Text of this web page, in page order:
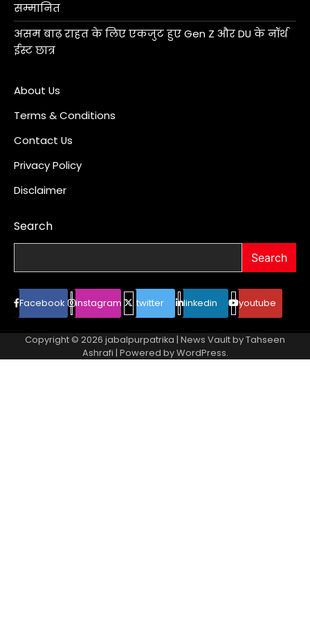
सम्मानित
असम बाढ़ राहत के लिए एकजुट हुए Gen Z और DU के नॉर्थ
ईस्ट छात्र
About Us
Terms & Conditions
Contact Us
Privacy Policy
Disclaimer
Search
Search
Facebook instagram twitter linkedin youtube
Copyright © 2026 jabalpurpatrika | News Vault byTahseen
Ashrafi | Powered byWordPress.